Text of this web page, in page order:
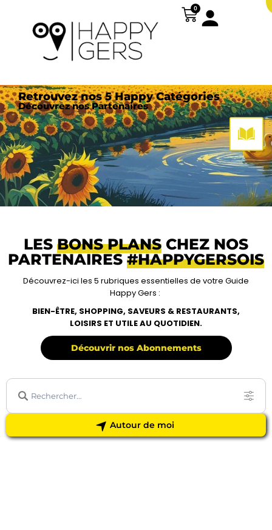
0
Retrouvez nos 5 Happy Catégories
Découvrez nos Partenaires
LES BONS PLANS CHEZ NOS
PARTENAIRES#HAPPYGERSOIS
Découvrez-ici les 5 rubriques essentielles de votre Guide
Happy Gers :
BIEN-ÊTRE, SHOPPING, SAVEURS & RESTAURANTS,
LOISIRS ET UTILE AU QUOTIDIEN.
Découvrir nos Abonnements
Autour de moi